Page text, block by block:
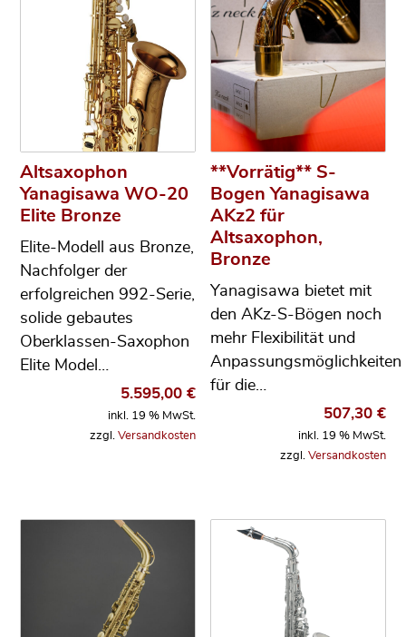
Altsaxophon
Yanagisawa WO-20
Elite Bronze
Elite-Modell aus Bronze,
Nachfolger der
erfolgreichen 992-Serie,
solide gebautes
Oberklassen-Saxophon
Elite Model…
5.595,00 €
inkl. 19 % MwSt.
zzgl. Versandkosten
**Vorrätig** S-
Bogen Yanagisawa
AKz2 für
Altsaxophon,
Bronze
Yanagisawa bietet mit
den AKz-S-Bögen noch
mehr Flexibilität und
Anpassungsmöglichkeiten
für die…
507,30 €
inkl. 19 % MwSt.
zzgl. Versandkosten